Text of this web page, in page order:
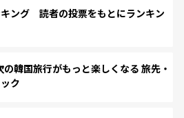
ング 読者の投票をもとにランキン
韓国旅行がもっと楽しくなる 旅先・
ク